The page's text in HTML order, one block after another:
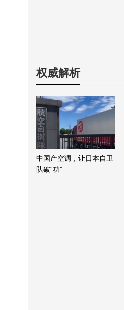
权威解析
中国产空调，让日本自卫
队破“功”